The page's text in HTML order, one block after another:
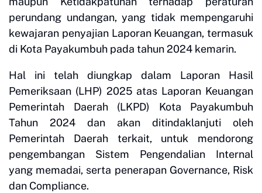
perundang undangan, yang tidak mempengaruhi
kewajaran penyajian Laporan Keuangan, termasuk
di Kota Payakumbuh pada tahun 2024 kemarin.
Hal ini telah diungkap dalam Laporan Hasil
Pemeriksaan (LHP) 2025 atas Laporan Keuangan
Pemerintah Daerah (LKPD) Kota Payakumbuh
Tahun 2024 dan akan ditindaklanjuti oleh
Pemerintah Daerah terkait, untuk mendorong
pengembangan Sistem Pengendalian Internal
yang memadai, serta penerapan Governance, Risk
dan Compliance.